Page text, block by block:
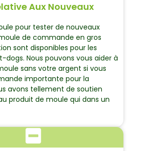
Aux Nouveaux
pour tester de nouveaux
de commande en gros
sont disponibles pour les
dogs. Nous pouvons vous aider à
sans votre argent si vous
importante pour la
avons tellement de soutien
produit de moule qui dans un